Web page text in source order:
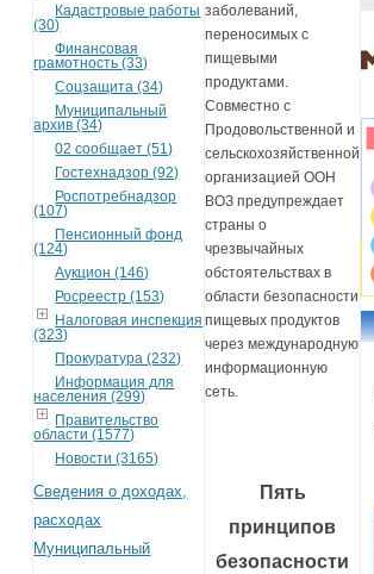
Кадастровые работы
(30)
Финансовая
грамотность (33)
Соцзащита (34)
Муниципальный
архив (34)
02 сообщает (51)
Гостехнадзор (92)
Роспотребнадзор
(107)
Пенсионный фонд
(124)
Аукцион (146)
Росреестр (153)
Налоговая инспекция
(323)
Прокуратура (232)
Информация для
населения (299)
Правительство
области (1577)
Новости (3165)
Сведения о доходах,
расходах
Муниципальный
заболеваний,
переносимых с
пищевыми
продуктами.
Совместно с
Продовольственной и
сельскохозяйственной
организацией ООН
ВОЗ предупреждает
страны о
чрезвычайных
обстоятельствах в
области безопасности
пищевых продуктов
через международную
информационную
сеть.
Пять
принципов
безопасности